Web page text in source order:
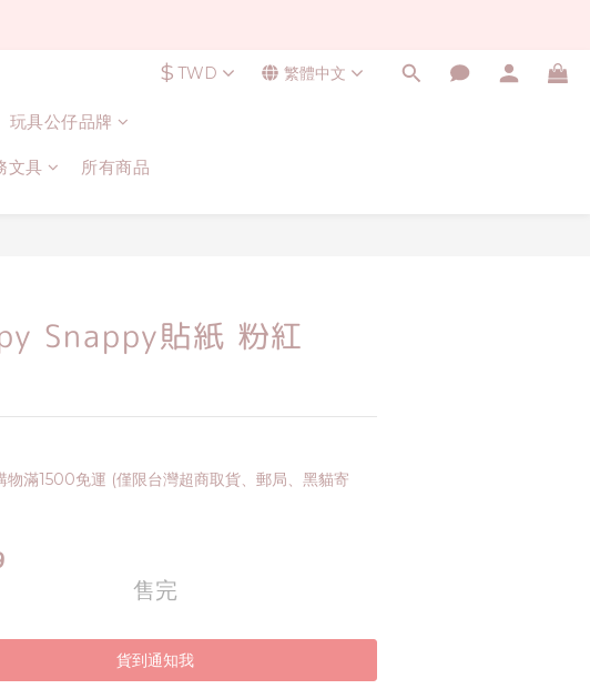
$ TWD 繁體中文
玩具公仔品牌
文具 所有商品
Snappy貼紙 粉紅
物滿1500免運 (僅限台灣超商取貨、郵局、黑貓寄
售完
貨到通知我